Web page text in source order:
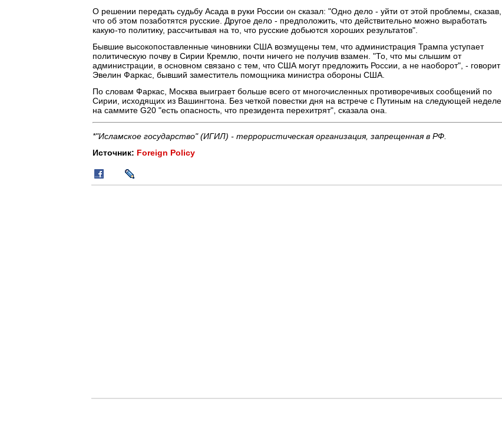
О решении передать судьбу Асада в руки России он сказал: "Одно дело - уйти от этой проблемы, сказав,
что об этом позаботятся русские. Другое дело - предположить, что действительно можно выработать
какую-то политику, рассчитывая на то, что русские добьются хороших результатов".
Бывшие высокопоставленные чиновники США возмущены тем, что администрация Трампа уступает
политическую почву в Сирии Кремлю, почти ничего не получив взамен. "То, что мы слышим от
администрации, в основном связано с тем, что США могут предложить России, а не наоборот", - говорит
Эвелин Фаркас, бывший заместитель помощника министра обороны США.
По словам Фаркас, Москва выиграет больше всего от многочисленных противоречивых сообщений по
Сирии, исходящих из Вашингтона. Без четкой повестки дня на встрече с Путиным на следующей неделе
на саммите G20 "есть опасность, что президента перехитрят", сказала она.
*"Исламское государство" (ИГИЛ) - террористическая организация, запрещенная в РФ.
Источник: Foreign Policy